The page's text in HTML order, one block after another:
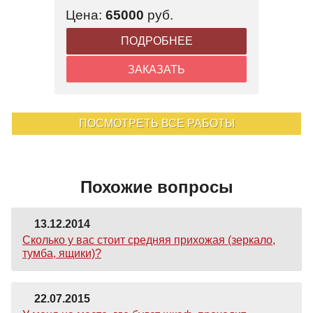
Цена: 65000 руб.
ПОДРОБНЕЕ
ЗАКАЗАТЬ
ПОСМОТРЕТЬ ВСЕ РАБОТЫ
Похожие вопросы
13.12.2014
Сколько у вас стоит средняя прихожая (зеркало,
тумба, ящики)?
22.07.2015